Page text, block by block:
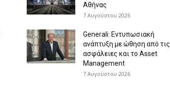
Αθήνας
7 Αυγούστου 2026
Generali: Eντυπωσιακή
ανάπτυξη με ώθηση από τις
ασφάλειες και το Asset
Management
7 Αυγούστου 2026